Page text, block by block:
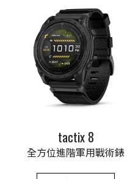
tactix 8
全方位進階軍用戰術錶